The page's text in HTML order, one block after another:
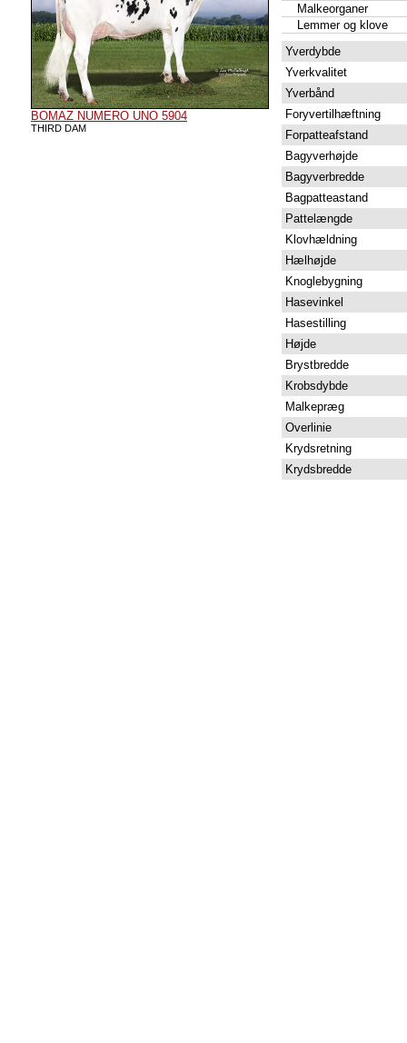
BOMAZ NUMERO UNO 5904
THIRD DAM
Malkeorganer
Lemmer og klove
Yverdybde
Yverkvalitet
Yverbånd
Foryvertilhæftning
Forpatteafstand
Bagyverhøjde
Bagyverbredde
Bagpatteastand
Pattelængde
Klovhældning
Hælhøjde
Knoglebygning
Hasevinkel
Hasestilling
Højde
Brystbredde
Krobsdybde
Malkepræg
Overlinie
Krydsretning
Krydsbredde